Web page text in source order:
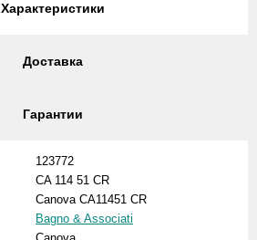
Характеристики
Доставка
Гарантии
123772
CA 114 51 CR
Canova CA11451 CR
Bagno & Associati